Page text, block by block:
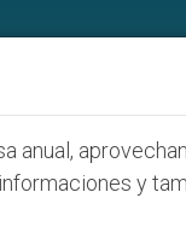
ante
anual,
y